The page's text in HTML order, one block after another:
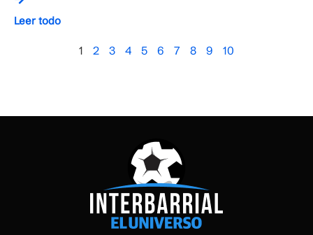
Leer todo
1 2 3 4 5 6 7 8 9 10